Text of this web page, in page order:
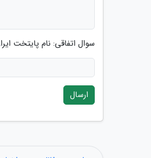
سوال اتفاقی: نام پایتخت
ارسال